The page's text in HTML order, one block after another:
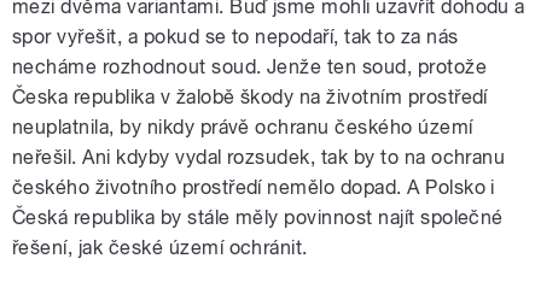
mezi dvěma variantami. Buď jsme mohli uzavřít dohodu a
spor vyřešit, a pokud se to nepodaří, tak to za nás
necháme rozhodnout soud. Jenže ten soud, protože
Česka republika v žalobě škody na životním prostředí
neuplatnila, by nikdy právě ochranu českého území
neřešil. Ani kdyby vydal rozsudek, tak by to na ochranu
českého životního prostředí nemělo dopad. A Polsko i
Česká republika by stále měly povinnost najít společné
řešení, jak české území ochránit.